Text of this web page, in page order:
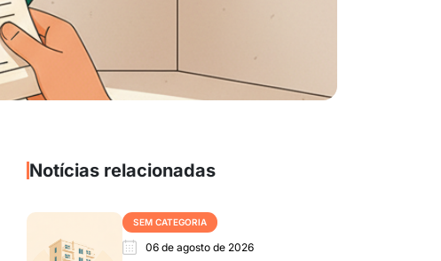
Notícias relacionadas
SEM CATEGORIA
06 de agosto de 2026